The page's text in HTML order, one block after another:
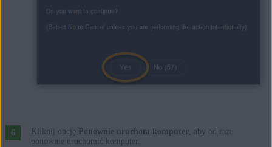
Kliknij opcję Ponownie uruchom komputer, aby od razu
ponownie uruchomić komputer.